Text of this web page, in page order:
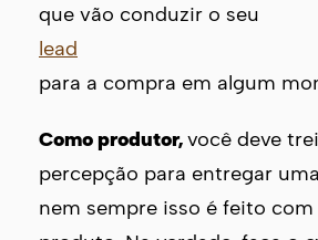
que vão conduzir o seu
lead
para a compra em algum
Como produtor,você deve
percepção para entregar
nem sempre isso é feito com